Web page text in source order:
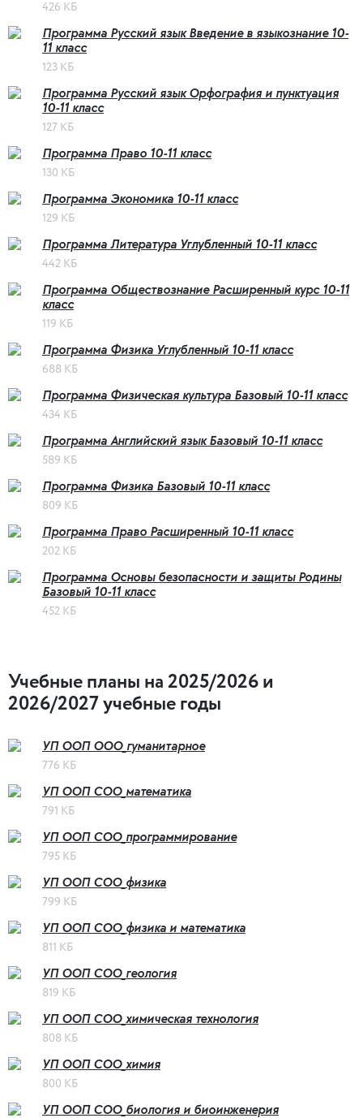
426 КБ
Программа Русский язык Введение в языкознание 10-
11 класс
123 КБ
Программа Русский язык Орфография и пунктуация
10-11 класс
127 КБ
Программа Право 10-11 класс
130 КБ
Программа Экономика 10-11 класс
129 КБ
Программа Литература Углубленный 10-11 класс
442 КБ
Программа Обществознание Расширенный курс 10-11
класс
119 КБ
Программа Физика Углубленный 10-11 класс
688 КБ
Программа Физическая культура Базовый 10-11 класс
434 КБ
Программа Английский язык Базовый 10-11 класс
589 КБ
Программа Физика Базовый 10-11 класс
809 КБ
Программа Право Расширенный 10-11 класс
202 КБ
Программа Основы безопасности и защиты Родины
Базовый 10-11 класс
452 КБ
Учебные планы на 2025/2026 и
2026/2027 учебные годы
УП ООП ООО_гуманитарное
776 КБ
УП ООП СОО_математика
791 КБ
УП ООП СОО_программирование
795 КБ
УП ООП СОО_физика
799 КБ
УП ООП СОО_физика и математика
811 КБ
УП ООП СОО_геология
819 КБ
УП ООП СОО_химическая технология
808 КБ
УП ООП СОО_химия
800 КБ
УП ООП СОО_биология и биоинженерия